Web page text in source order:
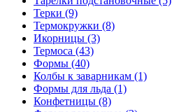
Терки (9)
Термокружки (8)
Икорницы (3)
Термоса (43)
Формы (40)
Колбы к заварникам (1)
Формы для льда (1)
Конфетницы (8)